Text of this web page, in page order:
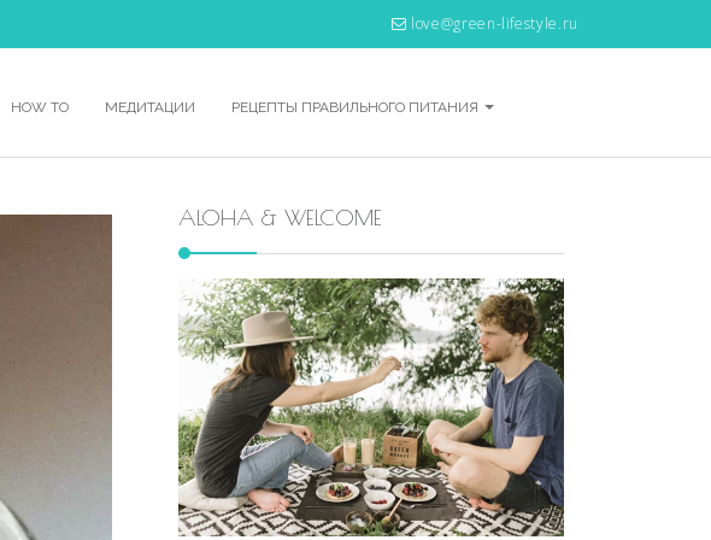
love@green-lifestyle.ru
HOW TO МЕДИТАЦИИ РЕЦЕПТЫ ПРАВИЛЬНОГО ПИТАНИЯ
ALOHA & WELCOME